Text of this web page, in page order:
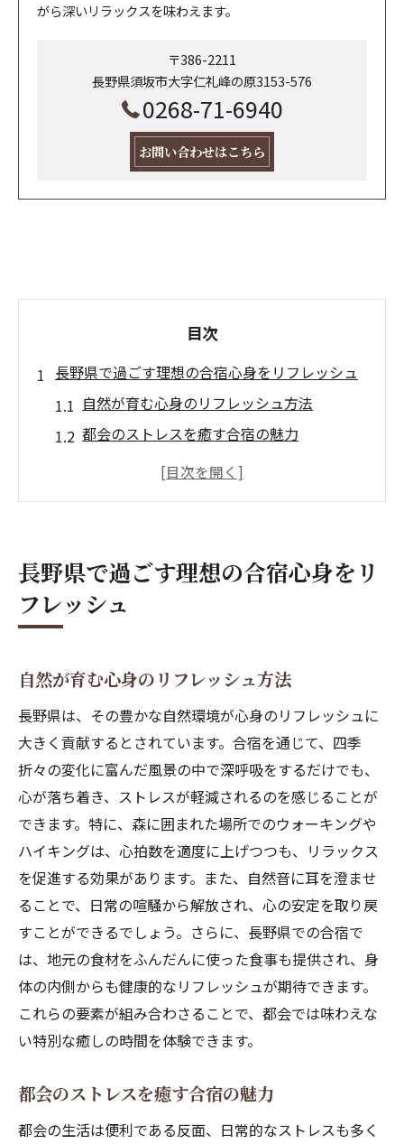
がら深いリラックスを味わえます。
〒386-2211
長野県須坂市大字仁礼峰の原3153-576
0268-71-6940
お問い合わせはこちら
目次
長野県で過ごす理想の合宿心身をリフレッシュ
自然が育む心身のリフレッシュ方法
都会のストレスを癒す合宿の魅力
長野県の自然がもたらすリラクゼーション
自然環境が提供する癒しの合宿
四季折々の風景とともに合宿を楽しむ長野県の
魅力
夏の山々でアクティブな合宿体験
紅葉狩りを楽しむ秋の合宿
冬の雪景色を満喫する合宿の過ごし方
四季が織りなす自然の美しさ
長野県の四季と共に過ごす楽しみ
合宿で味わう長野県産食材使用のこだわり料理
地元食材を活かした絶品料理
長野名物を味わう合宿の食卓
旬の食材を楽しむ季節の料理
食材から学ぶ自然と食の関係
料理を通じて感じる長野の風土
地産地消の合宿メニュー
都会の喧騒を離れて合宿で新たな自分を発見す
合宿での自己発見ストーリー
新しい趣味を見つける合宿体験
長野県で過ごす理想の合宿心身をリ
フレッシュ
自然が育む心身のリフレッシュ方法
長野県は、その豊かな自然環境が心身のリフレッシュに
大きく貢献するとされています。合宿を通じて、四季
折々の変化に富んだ風景の中で深呼吸をするだけでも、
心が落ち着き、ストレスが軽減されるのを感じることが
できます。特に、森に囲まれた場所でのウォーキングや
ハイキングは、心拍数を適度に上げつつも、リラックス
を促進する効果があります。また、自然音に耳を澄ませ
ることで、日常の喧騒から解放され、心の安定を取り戻
すことができるでしょう。さらに、長野県での合宿で
は、地元の食材をふんだんに使った食事も提供され、身
体の内側からも健康的なリフレッシュが期待できます。
これらの要素が組み合わさることで、都会では味わえな
い特別な癒しの時間を体験できます。
都会のストレスを癒す合宿の魅力
都会の生活は便利である反面、日常的なストレスも多く